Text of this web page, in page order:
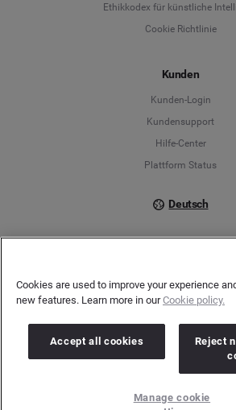
Ethikkodex für künstliche
Cookie Richtlinie
Kunden
Kunden-Login
Kundensupport
Hilfe-Center
Plattform Status
Deutsch
Copyright © 2026 Brandwatch. Alle Rechte vorbehalten.
60549 Frankfurt/Main
Registergericht: Amtsgericht Frankfurt am Main |
Cookies are used to improve your experience
new features. Learn more in ourCookie policy.
Accept all cookies
Reject
Manage cookie